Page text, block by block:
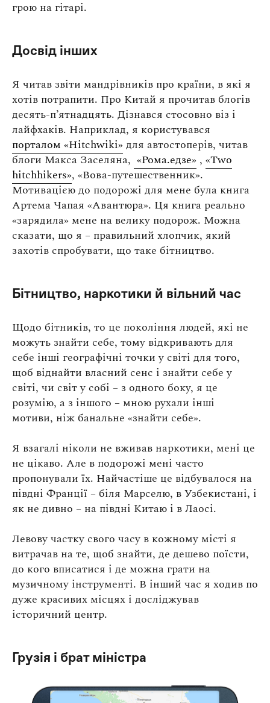
грою на гітарі.
Досвід інших
Я читав звіти мандрівників про країни, в які я
хотів потрапити. Про Китай я прочитав блогів
десять-п’ятнадцять. Дізнався стосовно віз і
лайфхаків. Наприклад, я користувався
порталом «Hitchwiki» для автостоперів, читав
блоги Макса Заселяна, «Рома.едзе» , «Two
hitchhikers», «Вова-путешественник».
Мотивацією до подорожі для мене була книга
Артема Чапая «Авантюра». Ця книга реально
«зарядила» мене на велику подорож. Можна
сказати, що я – правильний хлопчик, який
захотів спробувати, що таке бітництво.
Бітництво, наркотики й вільний час
Щодо бітників, то це покоління людей, які не
можуть знайти себе, тому відкривають для
себе інші географічні точки у світі для того,
щоб віднайти власний сенс і знайти себе у
світі, чи світ у собі – з одного боку, я це
розумію, а з іншого – мною рухали інші
мотиви, ніж банальне «знайти себе».
Я взагалі ніколи не вживав наркотики, мені це
не цікаво. Але в подорожі мені часто
пропонували їх. Найчастіше це відбувалося на
півдні Франції – біля Марселю, в Узбекистані, і
як не дивно – на півдні Китаю і в Лаосі.
Левову частку свого часу в кожному місті я
витрачав на те, щоб знайти, де дешево поїсти,
до кого вписатися і де можна грати на
музичному інструменті. В інший час я ходив по
дуже красивих місцях і досліджував
історичний центр.
Грузія і брат міністра